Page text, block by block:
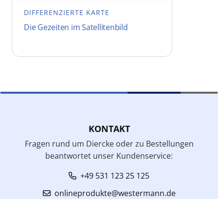
DIFFERENZIERTE KARTE
Die Gezeiten im Satellitenbild
KONTAKT
Fragen rund um Diercke oder zu Bestellungen
beantwortet unser Kundenservice:
+49 531 123 25 125
onlineprodukte@westermann.de